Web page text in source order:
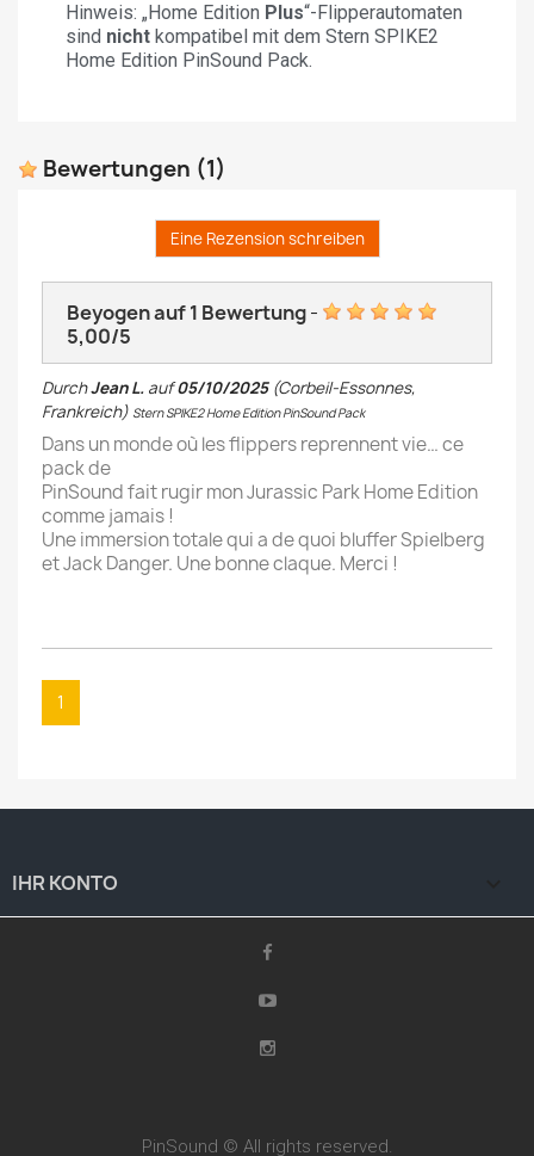
Hinweis: „Home Edition Plus“-Flipperautomaten
sind nicht kompatibel mit dem Stern SPIKE2
Home Edition PinSound Pack.
Bewertungen (1)
Eine Rezension schreiben
Beyogen auf1 Bewertung-
5,00/5
DurchJean L. auf05/10/2025(Corbeil-Essonnes,
Frankreich) Stern SPIKE2 Home Edition PinSound Pack
Dans un monde où les flippers reprennent vie… ce
pack de
PinSound fait rugir mon Jurassic Park Home Edition
comme jamais !
Une immersion totale qui a de quoi bluffer Spielberg
et Jack Danger. Une bonne claque. Merci !
1
IHR KONTO
PinSound © All rights reserved.